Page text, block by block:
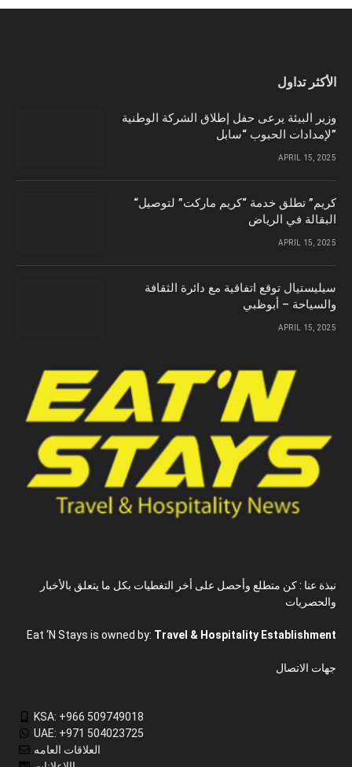
الأكثر تداول
وزير البيئة يرعى حفل إطلاق الشركة الوطنية
لإمدادات الحبوب “سابل”
APRIL 15, 2025
“كريم” تطلق خدمة “كريم ماركت” لتوصيل
البقالة في الرياض
APRIL 15, 2025
سيليستيال توقع اتفاقية مع دائرة الثقافة
والسياحة – أبوظبي
APRIL 15, 2025
نبذة عنا : كن متطلع وأحصل على أخر التغطيات بكل ما يتعلق بالأخبار
والحصريات
Eat ‘N Stays is owned by: Travel & Hospitality Establishment
جهات الاتصال
KSA: +966 509749018
UAE: +971 504023725
العلاقات العامه